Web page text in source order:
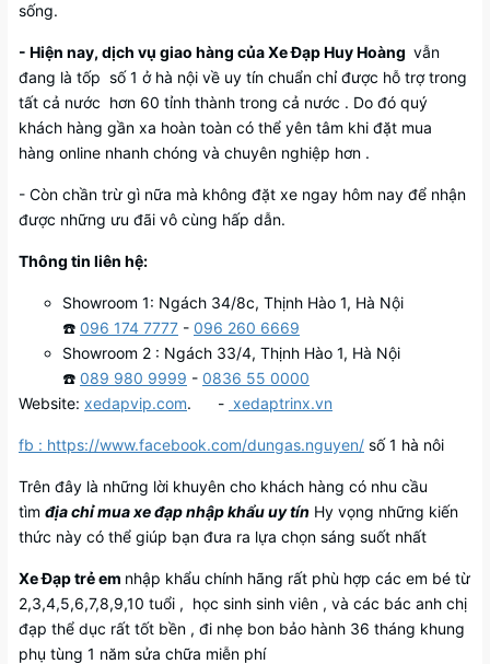
sống.
- Hiện nay, dịch vụ giao hàng của Xe Đạp Huy Hoàng vẫn
đang là tốp số 1 ở hà nội về uy tín chuẩn chỉ được hỗ trợ trong
tất cả nước hơn 60 tỉnh thành trong cả nước . Do đó quý
khách hàng gần xa hoàn toàn có thể yên tâm khi đặt mua
hàng online nhanh chóng và chuyên nghiệp hơn .
- Còn chần trừ gì nữa mà không đặt xe ngay hôm nay để nhận
được những ưu đãi vô cùng hấp dẫn.
Thông tin liên hệ:
Showroom 1: Ngách 34/8c, Thịnh Hào 1, Hà Nội
☎️ 096 174 7777 - 096 260 6669
Showroom 2 : Ngách 33/4, Thịnh Hào 1, Hà Nội
☎️ 089 980 9999 - 0836 55 0000
Website: xedapvip.com. - xedaptrinx.vn
fb : https://www.facebook.com/dungas.nguyen/ số 1 hà nôi
Trên đây là những lời khuyên cho khách hàng có nhu cầu
tìm địa chỉ mua xe đạp nhập khẩu uy tín Hy vọng những kiến
thức này có thể giúp bạn đưa ra lựa chọn sáng suốt nhất
Xe Đạp trẻ em nhập khẩu chính hãng rất phù hợp các em bé từ
2,3,4,5,6,7,8,9,10 tuổi , học sinh sinh viên , và các bác anh chị
đạp thể dục rất tốt bền , đi nhẹ bon bảo hành 36 tháng khung
phụ tùng 1 năm sửa chữa miễn phí